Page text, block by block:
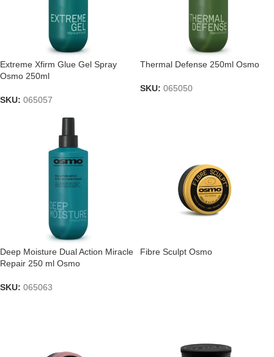
Extreme Xfirm Glue Gel Spray
Osmo 250ml
SKU: 065057
Thermal Defense 250ml Osmo
SKU: 065050
Deep Moisture Dual Action Miracle
Repair 250 ml Osmo
SKU: 065063
Fibre Sculpt Osmo